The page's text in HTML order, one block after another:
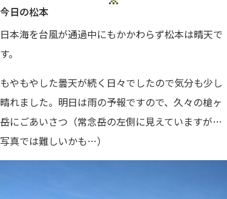
今日の松本
日本海を台風が通過中にもかかわらず松本は晴天で
す。
もやもやした曇天が続く日々でしたので気分も少し
晴れました。明日は雨の予報ですので、久々の槍ヶ
岳にごあいさつ（常念岳の左側に見えていますが…
写真では難しいかも…）